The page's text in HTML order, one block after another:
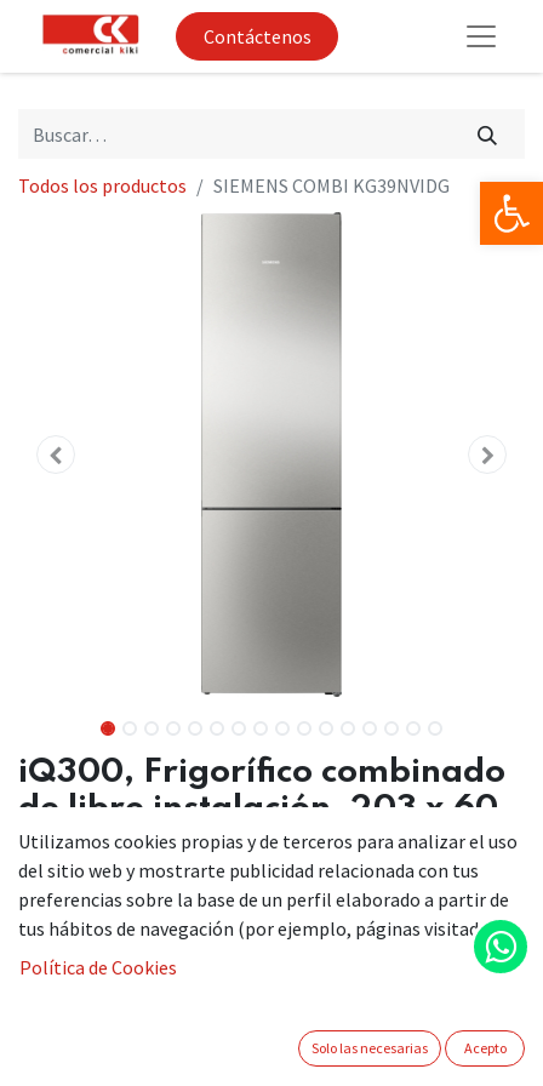
Contáctenos
Todos los productos SIEMENS COMBI KG39NVIDG
iQ300, Frigorífico combinado
de libre instalación, 203 x 60
cm, Acero antihuellas, Total
noFrost
KG39NVIDG
Mantiene carnes y pescados frescos durante más tiempo.
Utilizamos cookies propias y de terceros para analizar el uso
del sitio web y mostrarte publicidad relacionada con tus
preferencias sobre la base de un perfil elaborado a partir de
tus hábitos de navegación (por ejemplo, páginas visitadas).
Política de Cookies
Solo las necesarias Acepto